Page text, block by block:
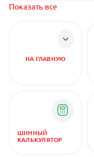
Показать все
НА ГЛАВНУЮ
ШИННЫЙ
КАЛЬКУЛЯТОР